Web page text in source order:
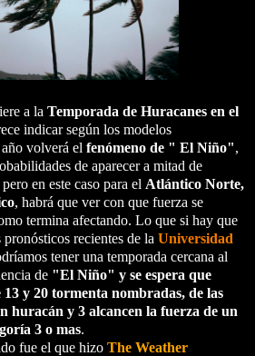
a la Temporada de Huracanes en el
indicar según los modelos
volverá el fenómeno de " El Niño",
de aparecer a mitad de
en este caso para el Atlántico Norte,
, habrá que ver con que fuerza se
termina afectando. Lo que si hay que
recientes de la Universidad
tener una temporada cercana al
de "El Niño" y se espera que
y 20 tormenta nombradas, de las
huracán y 3 alcancen la fuerza de un
3 o mas.
fue el que hizo The Weather